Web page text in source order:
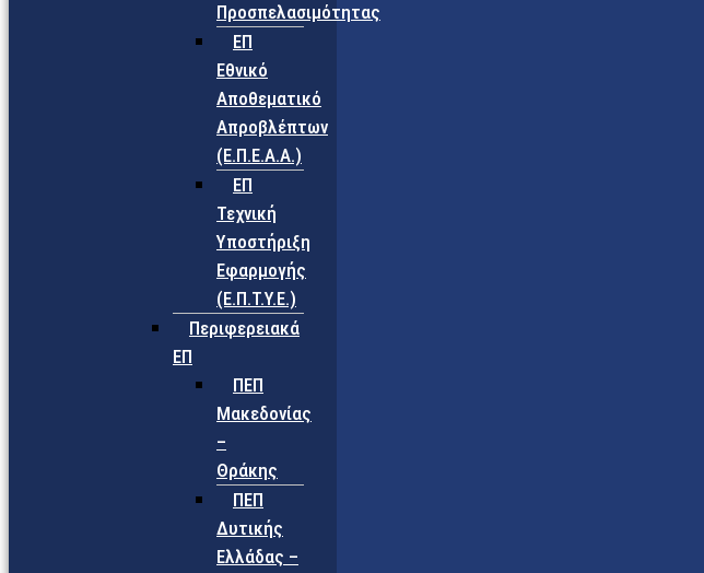
Προσπελασιμότητας
ΕΠ
Εθνικό
Αποθεματικό
Απροβλέπτων
(Ε.Π.Ε.Α.Α.)
ΕΠ
Τεχνική
Υποστήριξη
Εφαρμογής
(Ε.Π.Τ.Υ.Ε.)
Περιφερειακά
ΕΠ
ΠΕΠ
Μακεδονίας
–
Θράκης
ΠΕΠ
Δυτικής
Ελλάδας –